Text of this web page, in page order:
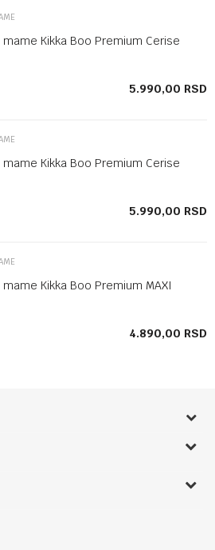
mame Kikka Boo Premium Cerise
5.990,00 RSD
mame Kikka Boo Premium Cerise
5.990,00 RSD
Kikka Boo Premium MAXI
4.890,00 RSD
list